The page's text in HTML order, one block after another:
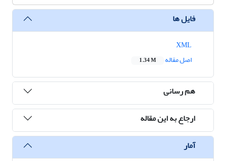
فایل ها
اصل مقاله
1.34 M
هم رسانی
ارجاع به این مقاله
آمار